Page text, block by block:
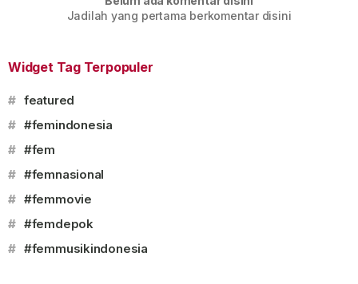
Jadilah yang pertama berkomentar disini
Widget Tag Terpopuler
# featured
# #femindonesia
# #fem
# #femnasional
# #femmovie
# #femdepok
# #femmusikindonesia